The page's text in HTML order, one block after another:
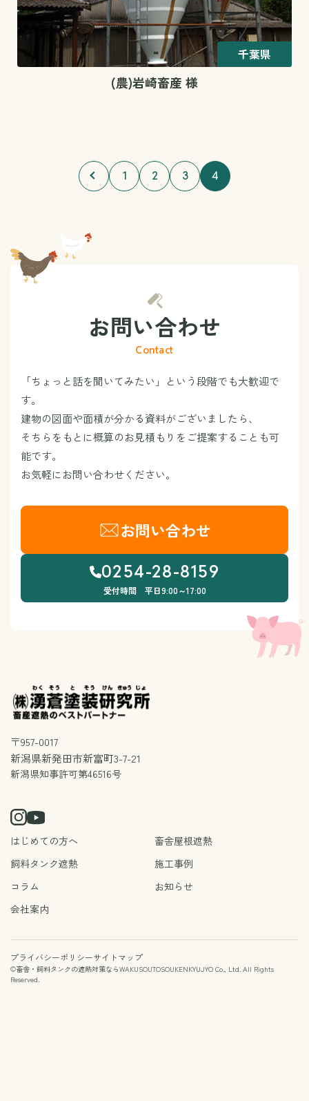
千葉県
(農)岩崎畜産 様
1 2 3 4
お問い合わせ
Contact
「ちょっと話を聞いてみたい」という段階でも大歓迎で
す。
建物の図面や面積が分かる資料がございましたら、
そちらをもとに概算のお見積もりをご提案することも可
能です。
お気軽にお問い合わせください。
お問い合わせ
0254-28-8159
受付時間 平日9:00～17:00
〒957-0017
新潟県新発田市新富町3-7-21
新潟県知事許可第46516号
畜舎屋根遮熱
飼料タンク遮熱
施工事例
コラム
お知らせ
会社案内
はじめての方へ
プライバシーポリシーサイトマップ
©畜舎・飼料タンクの遮熱対策ならWAKUSOUTOSOUKENKYUJYO Co., Ltd. All Rights
Reserved.